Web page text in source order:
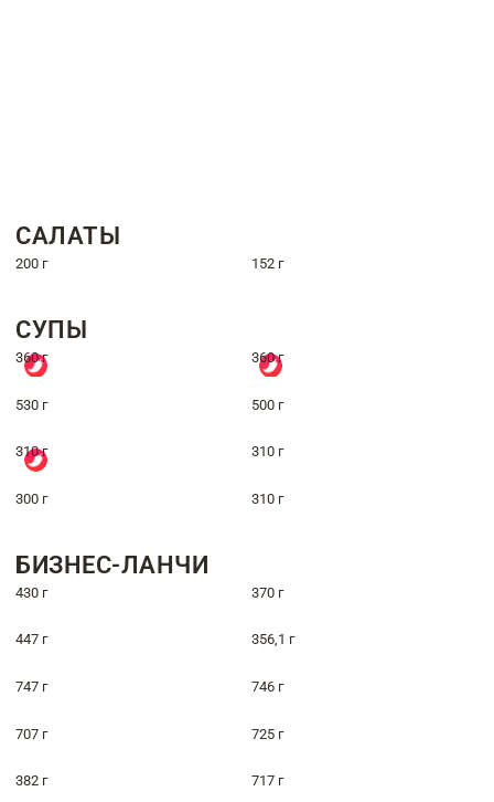
САЛАТЫ
200 г 152 г
СУПЫ
360 г 360 г
530 г 500 г
310 г 310 г
300 г 310 г
БИЗНЕС-ЛАНЧИ
430 г 370 г
447 г 356,1 г
747 г 746 г
707 г 725 г
382 г 717 г